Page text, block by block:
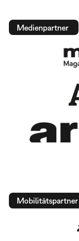
Medienpartner
Mobilitätspartner